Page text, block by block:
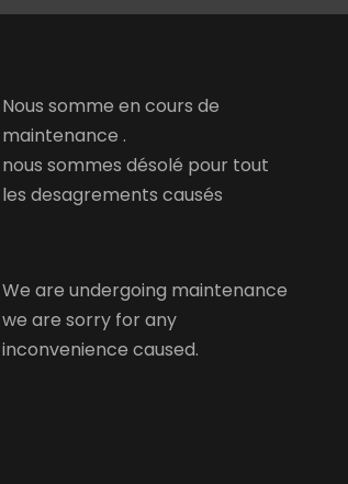
Nous somme en cours de
maintenance .
nous sommes désolé pour tout
les desagrements causés
We are undergoing maintenance
we are sorry for any
inconvenience caused.